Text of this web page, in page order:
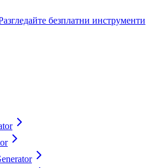
безплатни инструменти